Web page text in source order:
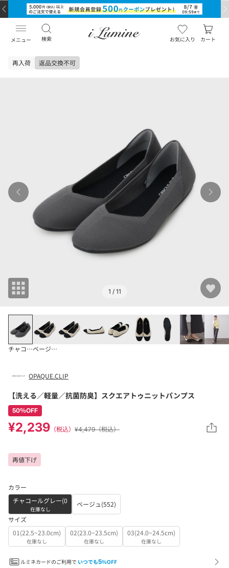
メニュー 検索 お気に入り カート
再入荷 返品交換不可
1 / 11
チャコールグレー(0
ベージュ(552)
OPAQUE.CLIP
【洗える／軽量／抗菌防臭】スクエアトゥニットパンプス
50％OFF
¥2,239 （税込） ¥4,479（税込）
再値下げ
カラー
チャコールグレー(0
在庫なし
ベージュ(552)
サイズ
01(22.5~23.0cm)
在庫なし
02(23.0~23.5cm)
在庫なし
03(24.0~24.5cm)
在庫なし
ルミネカードのご利用で いつでも5%OFF